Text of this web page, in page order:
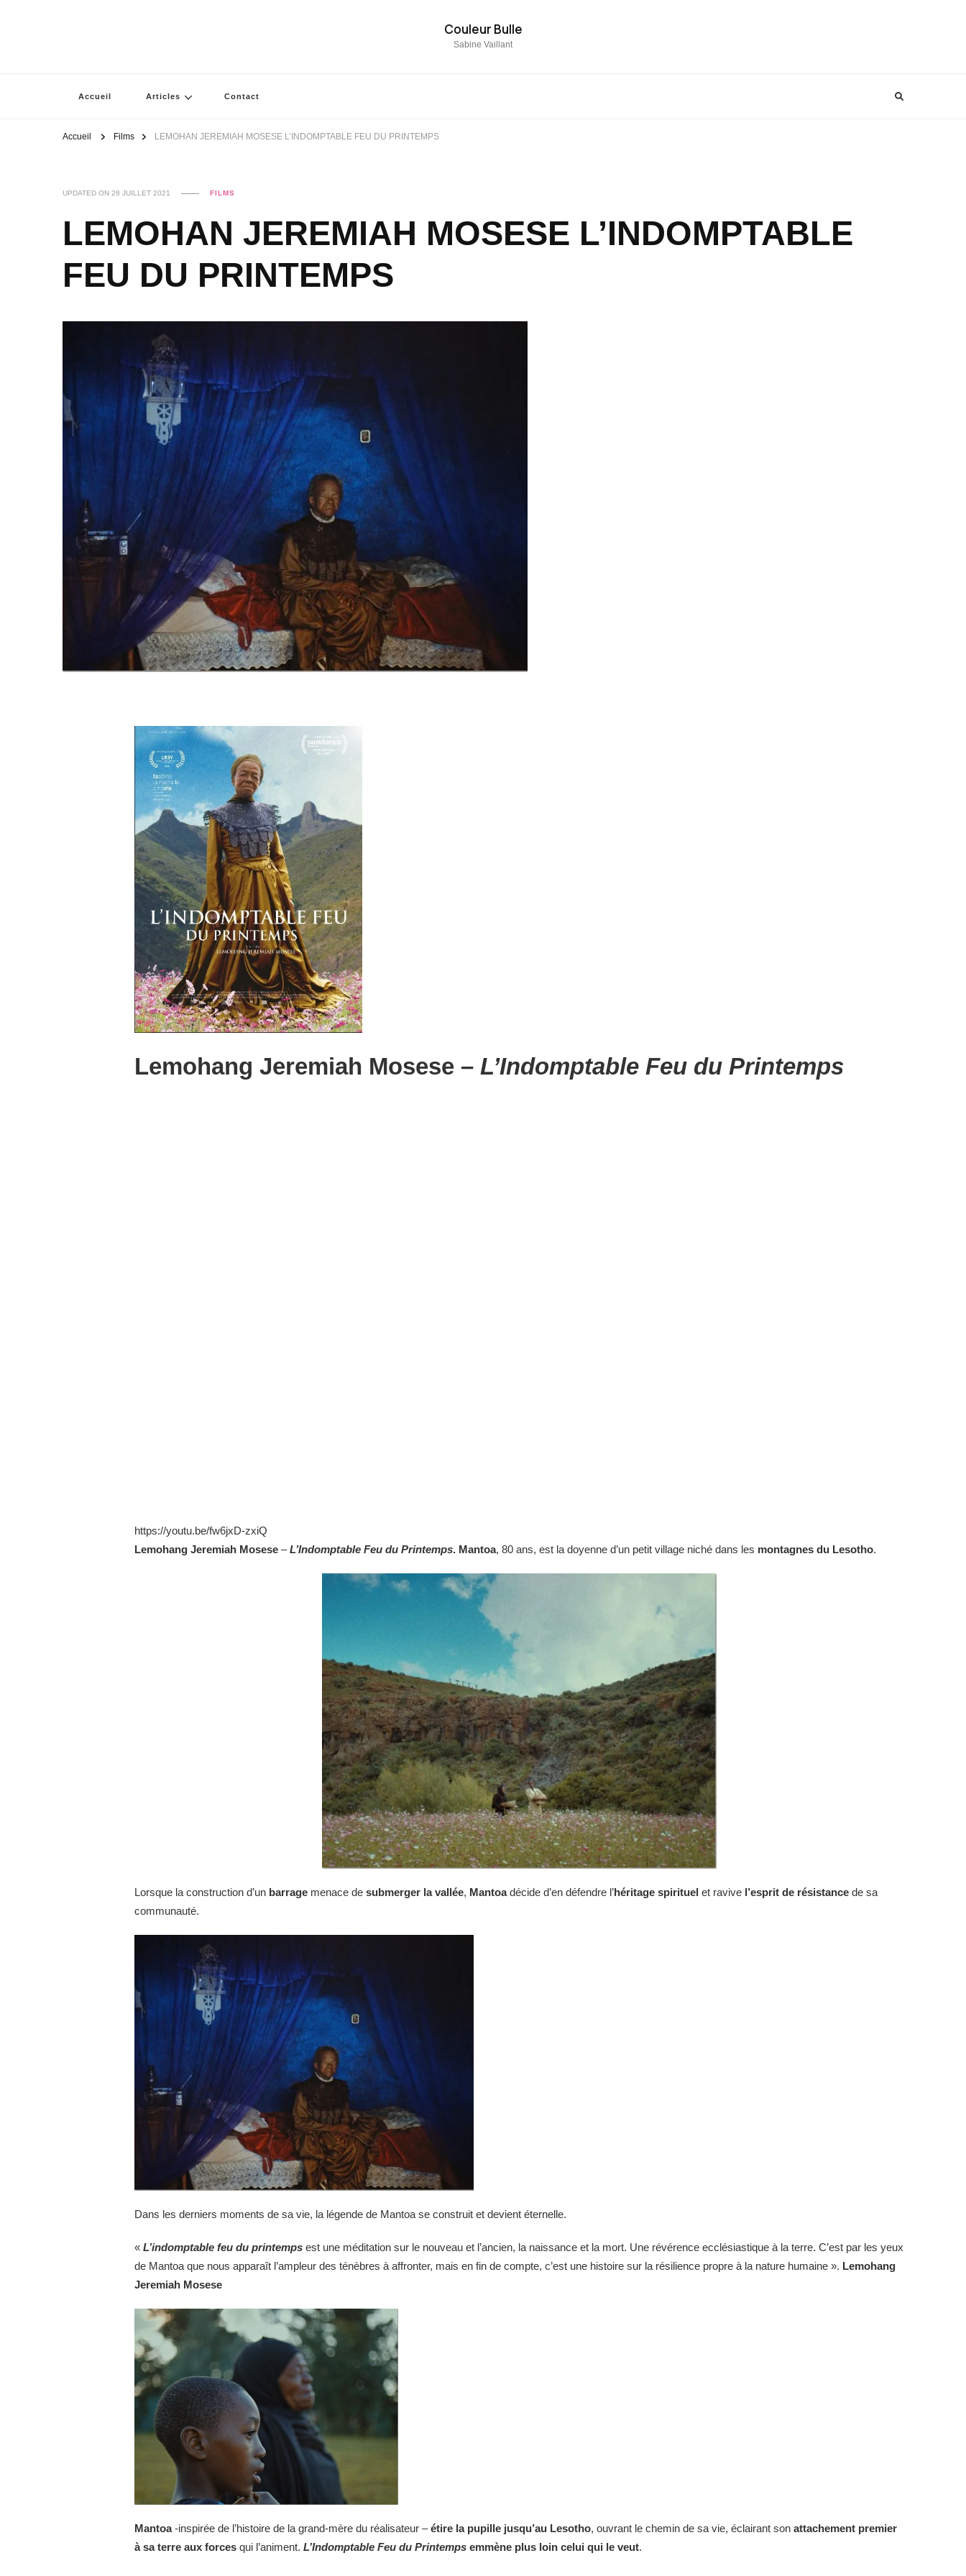
Couleur Bulle
Sabine Vaillant
Accueil Articles Contact
Accueil Films LEMOHAN JEREMIAH MOSESE L’INDOMPTABLE FEU DU PRINTEMPS
UPDATED ON 28 JUILLET 2021 FILMS
LEMOHAN JEREMIAH MOSESE L’INDOMPTABLE
FEU DU PRINTEMPS
Lemohang Jeremiah Mosese – L’Indomptable Feu du Printemps
https://youtu.be/fw6jxD-zxiQ
Lemohang Jeremiah Mosese –L’Indomptable Feu du Printemps. Mantoa, 80 ans, est la doyenne d’un petit village niché dans les montagnes du Lesotho.
Lorsque la construction d’un barrage menace de submerger la vallée, Mantoadécide d’en défendre l’héritage spirituel et ravive l’esprit de résistance de sa
communauté.
Dans les derniers moments de sa vie, la légende de Mantoa se construit et devient éternelle.
« L’indomptable feu du printemps est une méditation sur le nouveau et l’ancien, la naissance et la mort. Une révérence ecclésiastique à la terre. C’est par les yeux
de Mantoa que nous apparaît l’ampleur des ténèbres à affronter, mais en fin de compte, c’est une histoire sur la résilience propre à la nature humaine ». Lemohang
Jeremiah Mosese
Mantoa-inspirée de l’histoire de la grand-mère du réalisateur –étire la pupille jusqu’au Lesotho, ouvrant le chemin de sa vie, éclairant son attachement premier
à sa terre aux forces qui l’animent. L’Indomptable Feu du Printemps emmène plus loin celui qui le veut.